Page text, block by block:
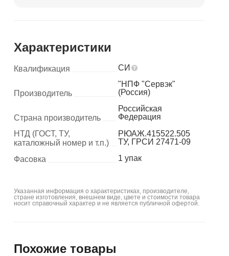
Характеристики
Квалификация СИ
Производитель
"НПФ "Сервэк"
(Россия)
Страна производитель
Российская
Федерация
НТД (ГОСТ, ТУ,
каталожный номер и т.п.)
РЮАЖ.415522.505
ТУ, ГРСИ 27471-09
Фасовка
1 упак
Указанная информация о характеристиках, производителе,
стране изготовления, внешнем виде, цвете и стоимости товара
носит справочный характер и не является публичной офертой.
Похожие товары